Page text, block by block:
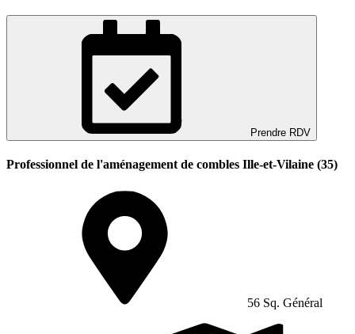
Prendre RDV
Professionnel de l'aménagement de combles Ille-et-Vilaine (35)
56 Sq. Général